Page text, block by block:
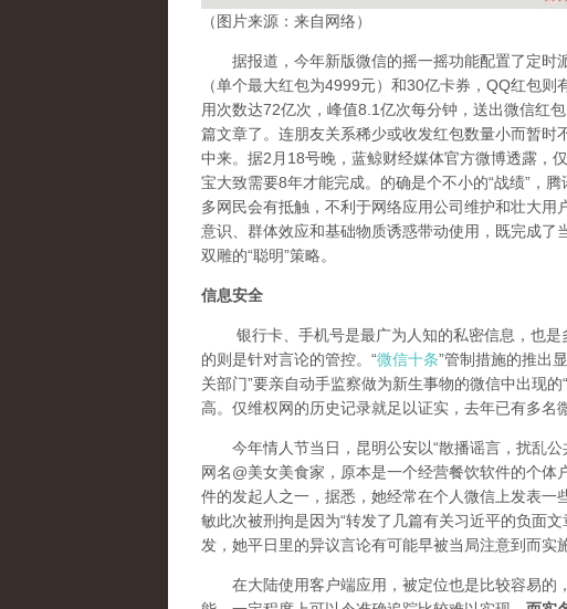
（图片来源：来自网络）
据报道，今年新版微信的摇一摇功能配置了定时
（单个最大红包为4999元）和30亿卡券，QQ红包
用次数达72亿次，峰值8.1亿次每分钟，送出微信红
篇文章了。连朋友关系稀少或收发红包数量小而暂时
中来。据2月18号晚，蓝鲸财经媒体官方微博透露，
宝大致需要8年才能完成。的确是个不小的“战绩”，
多网民会有抵触，不利于网络应用公司维护和壮大用
意识、群体效应和基础物质诱惑带动使用，既完成
双雕的“聪明”策略。
信息安全
银行卡、手机号是最广为人知的私密信息，也是
的则是针对言论的管控。“微信十条”管制措施的推出
关部门”要亲自动手监察做为新生事物的微信中出现
高。仅维权网的历史记录就足以证实，去年已有多名
今年情人节当日，昆明公安以“散播谣言，扰乱公
网名@美女美食家，原本是一个经营餐饮软件的个
件的发起人之一，据悉，她经常在个人微信上发表
敏此次被刑拘是因为“转发了几篇有关习近平的负面
发，她平日里的异议言论有可能早被当局注意到而实
在大陆使用客户端应用，被定位也是比较容易的